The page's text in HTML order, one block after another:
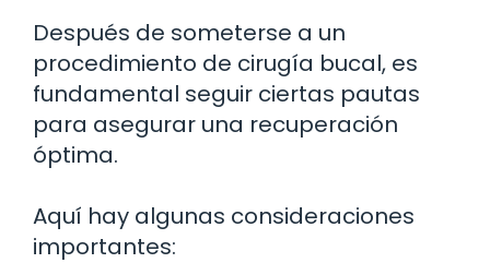
Después de someterse a un
procedimiento de cirugía bucal, es
fundamental seguir ciertas pautas
para asegurar una recuperación
óptima.
Aquí hay algunas consideraciones
importantes: